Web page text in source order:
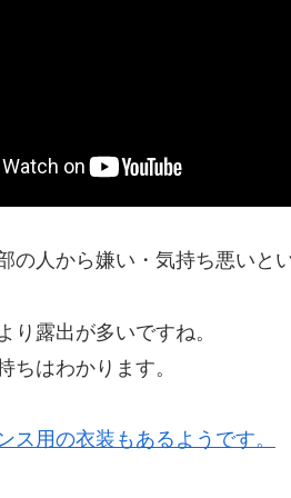
の人から嫌い・気持ち悪いと
り露出が多いですね。
ちはわかります。
ス用の衣装もあるようです。